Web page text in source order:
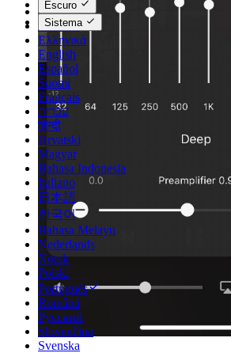
Dansk
Deutsch
Ελληνικά
English
Español
Suomi
Français
עברית
हिन्दी
Hrvatski
Magyar
Bahasa Indonesia
Italiano
日本語
한국어
Bahasa Melayu
Nederlands
Norsk
Polski
Português
Română
Русский
Slovenčina
Svenska
Escuro
Sistema